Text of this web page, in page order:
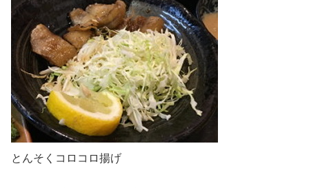
とんそくコロコロ揚げ